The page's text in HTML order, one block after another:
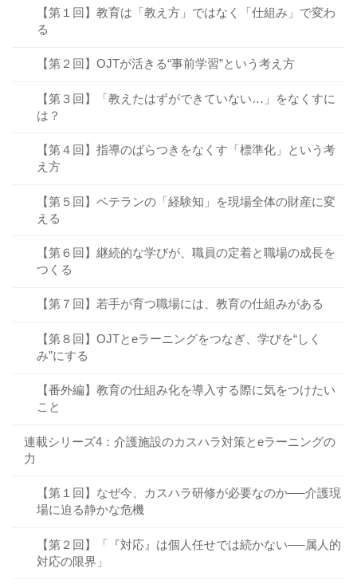
【第１回】教育は「教え方」ではなく「仕組み」で変わ
る
【第２回】OJTが活きる“事前学習”という考え方
【第３回】「教えたはずができていない…」をなくすに
は？
【第４回】指導のばらつきをなくす「標準化」という考
え方
【第５回】ベテランの「経験知」を現場全体の財産に変
える
【第６回】継続的な学びが、職員の定着と職場の成長を
つくる
【第７回】若手が育つ職場には、教育の仕組みがある
【第８回】OJTとeラーニングをつなぎ、学びを“しく
み”にする
【番外編】教育の仕組み化を導入する際に気をつけたい
こと
連載シリーズ4：介護施設のカスハラ対策とeラーニングの
力
【第１回】なぜ今、カスハラ研修が必要なのか──介護現
場に迫る静かな危機
【第２回】「『対応』は個人任せでは続かない──属人的
対応の限界」